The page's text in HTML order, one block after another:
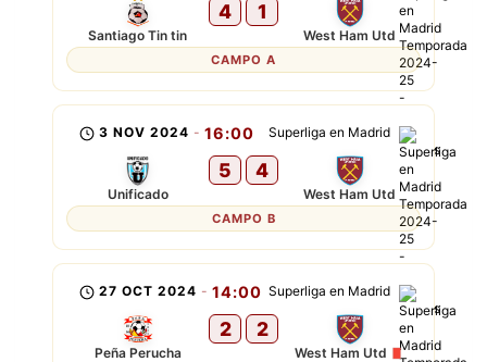
Santiago Tin tin
4 1
West Ham Utd
CAMPO A
Superliga en Madrid
3 NOV 2024 - 16:00
Unificado
5 4
West Ham Utd
CAMPO B
Superliga en Madrid
27 OCT 2024 - 14:00
Peña Perucha
2 2
West Ham Utd